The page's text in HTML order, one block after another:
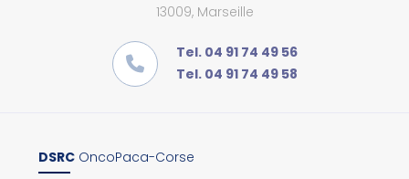
13009, Marseille
Tel. 04 91 74 49 56
Tel. 04 91 74 49 58
DSRC OncoPaca-Corse